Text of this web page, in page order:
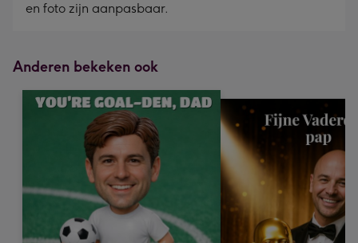
en foto zijn aanpasbaar.
Anderen bekeken ook